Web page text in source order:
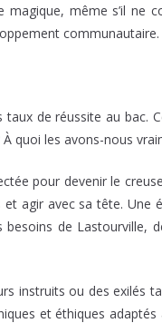
même s’il ne
communautaire.
de réussite au bac.
quoi les avons-nous
pour devenir le
agir avec sa tête. Une
de Lastourville,
instruits ou des exilés
et éthiques adaptés